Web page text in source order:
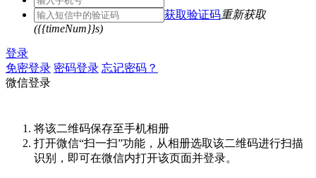
获取验证码重新获取
({{timeNum}}s)
登录
免密登录 密码登录 忘记密码？
微信登录
将该二维码保存至手机相册
打开微信“扫一扫”功能，从相册选取该二维码进行扫描
识别，即可在微信内打开该页面并登录。